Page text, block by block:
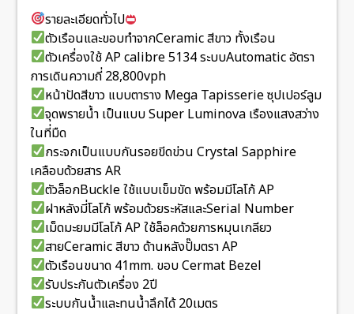
รายละเอียดทั่วไป
ตัวเรือนและขอบทำจากCeramic สีขาว ทั้งเรือน
ตัวเครื่องใช้ AP calibre 5134 ระบบAutomatic อัตรา
การเดินความถี่ 28,800vph
หน้าปัดสีขาว แบบตาราง Mega Tapisserie ซุปเปอร์ลูม
จุดพรายน้ำ เป็นแบบ Super Luminova เรืองแสงสว่าง
ในที่มืด
กระจกเป็นแบบกันรอยขีดข่วน Crystal Sapphire
เคลือบด้วยสาร AR
ตัวล็อกBuckle ใช้แบบเข็มขัด พร้อมมีโลโก้ AP
ฝาหลังมี่โลโก้ พร้อมด้วยระหัสและSerial Number
เม็ดมะยมมีโลโก้ AP ใช้ล็อคด้วยการหมุนเกลียว
สายCeramic สีขาว ด้านหลังปั๊มตรา AP
ตัวเรือนขนาด 41mm. ขอบ Cermat Bezel
รับประกันตัวเครื่อง 2ปี
ระบบกันน้ำและทนน้ำลึกได้ 20เมตร